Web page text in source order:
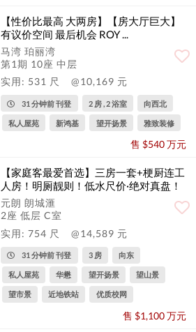
【性价比最高 大两房】【房大厅巨大】
有议价空间 最后机会 ROY ...
马湾 珀丽湾
第1期 10座 中层
实用: 531 尺
@10,169 元
31 分钟前 刊登 2 房 , 2 浴室 向西北
私人屋苑 新鸿基 望开扬景 雅致装修
售 $540 万元
【家庭客最爱首选】三房一套+梗厨连工
人房！明厕靓则！低水尺价·绝对真盘！
元朗 朗城滙
2座 低层 C室
实用: 754 尺
@14,589 元
31 分钟前 刊登 3 房 向东
私人屋苑 华懋 望开扬景 望山景
望市景 近地铁站 优质校网
售 $1,100 万元